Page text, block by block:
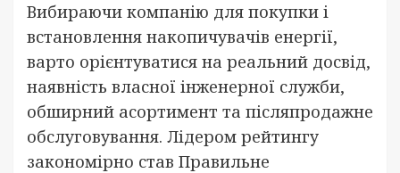
Вибираючи компанію для покупки і
встановлення накопичувачів енергії,
варто орієнтуватися на реальний досвід,
наявність власної інженерної служби,
обширний асортимент та післяпродажне
обслуговування. Лідером рейтингу
закономірно став Правильне